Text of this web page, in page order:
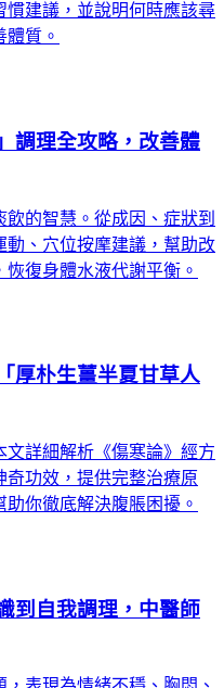
建議，並說明何時應該尋
質。
調理全攻略，改善體
的智慧。從成因、症狀到
、穴位按摩建議，幫助改
復身體水液代謝平衡。
厚朴生薑半夏甘草人
詳細解析《傷寒論》經方
奇功效，提供完整治療原
你徹底解決腹脹困擾。
到自我調理，中醫師